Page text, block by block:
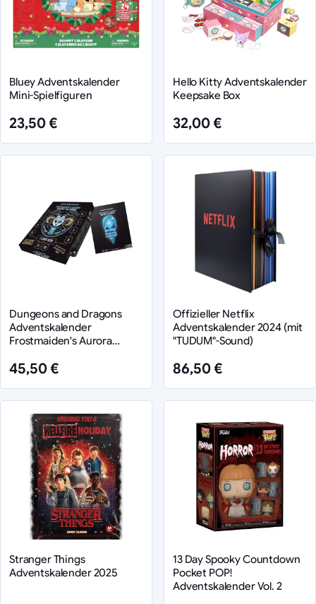
Bluey Adventskalender
Mini-Spielfiguren
23,50 €
Hello Kitty Adventskalender
Keepsake Box
32,00 €
Dungeons and Dragons
Adventskalender
Frostmaiden's Aurora
45,50 €
Offizieller Netflix
Adventskalender 2024 (mit
"TUDUM"-Sound)
86,50 €
Stranger Things
Adventskalender 2025
13 Day Spooky Countdown
Pocket POP!
Adventskalender Vol. 2